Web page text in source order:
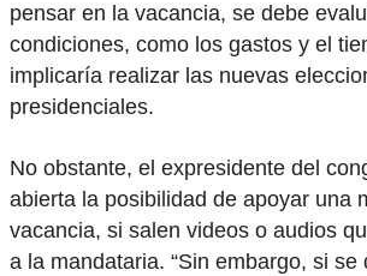
pensar en la vacancia, se debe
condiciones, como los gastos y el
implicaría realizar las nuevas
presidenciales.
No obstante, el expresidente del
abierta la posibilidad de apoyar una
vacancia, si salen videos o audios
a la mandataria. “Sin embargo, si se